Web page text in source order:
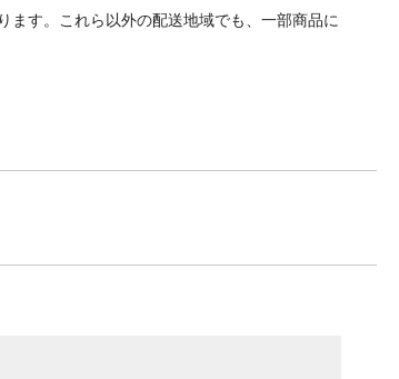
す。これら以外の配送地域でも、一部商品に